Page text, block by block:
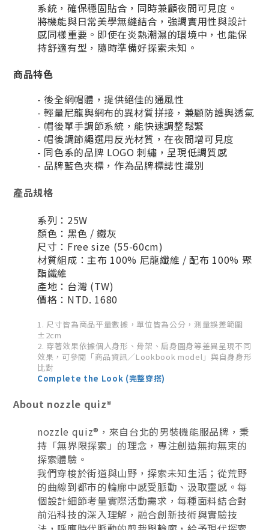
系統，確保穩固貼合，同時兼顧夜間可見度。
將機能與日常美學無縫結合，強調實用性與設計
感同樣重要。即使在炎熱潮濕的環境中，也能保
持舒適有型，隨時準備好探索未知。
商品特色
- 後全網帽體，提供絕佳的通風性
- 輕量尼龍與網布的異材質拼接，兼顧防護與透氣
- 帽後單手調節系統，能快速調整鬆緊
- 帽後調節繩選用反光材質，在夜間增可見度
- 同色系的品牌 LOGO 刺繡，呈現低調質感
- 品牌藍色夾標，作為品牌標誌性識別
產品規格
系列：25W
顏色：黑色 / 鐵灰
尺寸：Free size (55-60cm)
材質組成：主布 100% 尼龍纖維 / 配布 100% 聚
酯纖維
產地：台灣 (TW)
價格：NTD. 1680
1. 尺寸皆為商品平量數據，單位皆為公分，測量誤差範圍
±2cm
2. 穿著效果依據個人身形、骨架、扁身圓身等差異呈現不同
效果，可參閱「商品資訊／Lookbook model」與自身身形
比對
Complete the Look (完整穿搭)
About nozzle quiz®
nozzle quiz®，來自台北的男裝機能服品牌，秉
持「無界限探索」的理念，專注創造無拘無束的
探索體驗。
我們穿梭於街道與山野，探索未知生活；從荒野
的曲線到都市的輪廓中感受脈動、汲取靈感。每
個設計細節考量實際活動需求，每種面料結合對
前沿科技的深入理解，融合創新技術與實驗技